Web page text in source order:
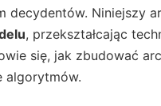
Niniejszy
, przekształcając
się, jak zbudować
algorytmów.